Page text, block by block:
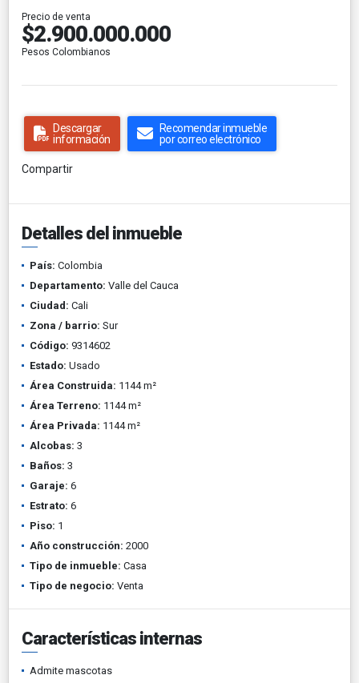
Precio de venta
$2.900.000.000
Pesos Colombianos
Descargar
información
Recomendar inmueble
por correo electrónico
Compartir
Detalles del inmueble
País: Colombia
Departamento: Valle del Cauca
Ciudad: Cali
Zona / barrio: Sur
Código: 9314602
Estado: Usado
Área Construida: 1144 m²
Área Terreno: 1144 m²
Área Privada: 1144 m²
Alcobas: 3
Baños: 3
Garaje: 6
Estrato: 6
Piso: 1
Año construcción: 2000
Tipo de inmueble: Casa
Tipo de negocio: Venta
Características internas
Admite mascotas